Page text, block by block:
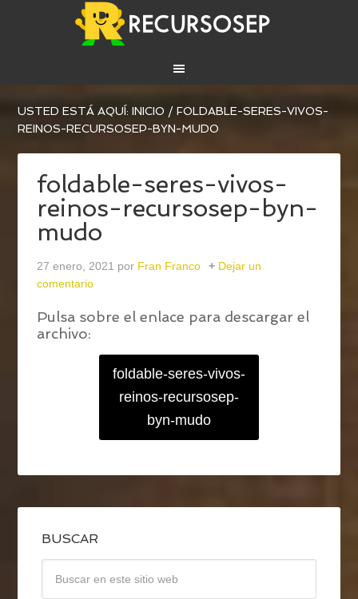
USTED ESTÁ AQUÍ:INICIO / FOLDABLE-SERES-VIVOS-
REINOS-RECURSOSEP-BYN-MUDO
foldable-seres-vivos-
reinos-recursosep-byn-
mudo
27 enero, 2021 por Fran Franco
Dejar un
comentario
Pulsa sobre el enlace para descargar el
archivo:
foldable-seres-vivos-
reinos-recursosep-
byn-mudo
BUSCAR